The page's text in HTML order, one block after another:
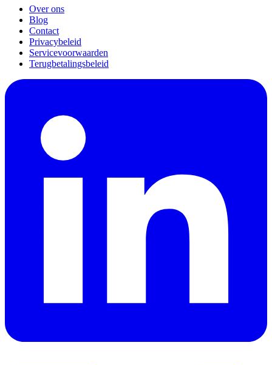
Over ons
Blog
Contact
Privacybeleid
Servicevoorwaarden
Terugbetalingsbeleid